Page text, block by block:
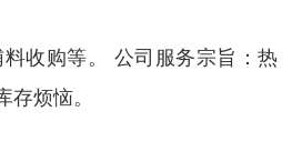
收购等。 公司服务宗旨：热
烦恼。